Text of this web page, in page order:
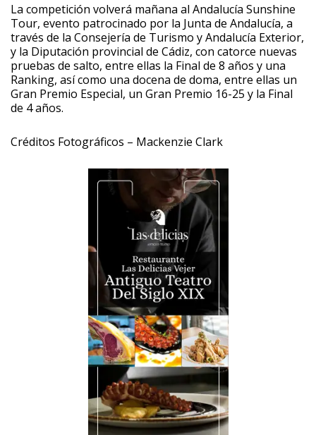
La competición volverá mañana al Andalucía Sunshine
Tour, evento patrocinado por la Junta de Andalucía, a
través de la Consejería de Turismo y Andalucía Exterior,
y la Diputación provincial de Cádiz, con catorce nuevas
pruebas de salto, entre ellas la Final de 8 años y una
Ranking, así como una docena de doma, entre ellas un
Gran Premio Especial, un Gran Premio 16-25 y la Final
de 4 años.
Créditos Fotográficos – Mackenzie Clark